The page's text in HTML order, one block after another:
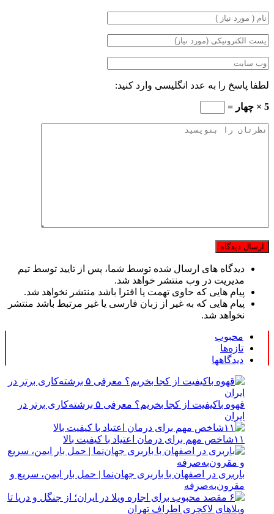
لطفا پاسخ را به عدد انگلیسی وارد کنید:
5 × چهار =
دیدگاه های ارسال شده توسط شما، پس از تایید توسط تیم
مدیریت در وب منتشر خواهد شد.
پیام هایی که حاوی تهمت یا افترا باشد منتشر نخواهد شد.
پیام هایی که به غیر از زبان فارسی یا غیر مرتبط باشد منتشر
نخواهد شد.
محبوب
تازه‌ها
دیدگاهها
قهوه باکیفیت از کجا بخریم؟ معرفی ۵ برشته‌کاری برتر در
ایران
۱۱شاخص مهم برای درمان اعتیاد با کیفیت بالا
باربری در اصفهان با باربری جهان‌نما | حمل بار ایمن، سریع و
مقرون‌به‌صرفه